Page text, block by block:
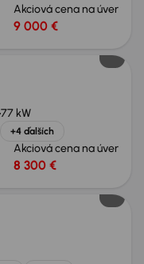
Akciová cena na úver
9 000 €
77 kW
+4 ďalších
Akciová cena na úver
8 300 €